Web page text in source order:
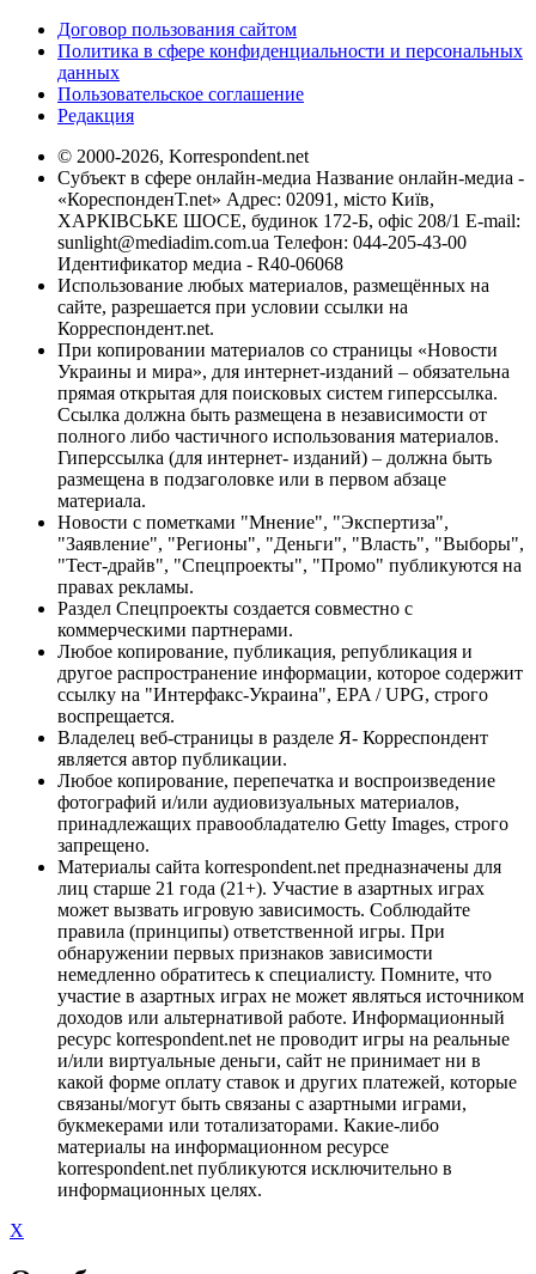
Договор пользования сайтом
Политика в сфере конфиденциальности и персональных
данных
Пользовательское соглашение
Редакция
© 2000-2026, Korrespondent.net
Субъект в сфере онлайн-медиа Название онлайн-медиа -
«КореспонденТ.net» Адрес: 02091, місто Київ,
ХАРКІВСЬКЕ ШОСЕ, будинок 172-Б, офіс 208/1 E-mail:
sunlight@mediadim.com.ua Телефон: 044-205-43-00
Идентификатор медиа - R40-06068
Использование любых материалов, размещённых на
сайте, разрешается при условии ссылки на
Корреспондент.net.
При копировании материалов со страницы «Новости
Украины и мира», для интернет-изданий – обязательна
прямая открытая для поисковых систем гиперссылка.
Ссылка должна быть размещена в независимости от
полного либо частичного использования материалов.
Гиперссылка (для интернет- изданий) – должна быть
размещена в подзаголовке или в первом абзаце
материала.
Новости с пометками "Мнение", "Экспертиза",
"Заявление", "Регионы", "Деньги", "Власть", "Выборы",
"Тест-драйв", "Спецпроекты", "Промо" публикуются на
правах рекламы.
Раздел Спецпроекты создается совместно с
коммерческими партнерами.
Любое копирование, публикация, републикация и
другое распространение информации, которое содержит
ссылку на "Интерфакс-Украина", EPA / UPG, строго
воспрещается.
Владелец веб-страницы в разделе Я- Корреспондент
является автор публикации.
Любое копирование, перепечатка и воспроизведение
фотографий и/или аудиовизуальных материалов,
принадлежащих правообладателю Getty Images, строго
запрещено.
Материалы сайта korrespondent.net предназначены для
лиц старше 21 года (21+). Участие в азартных играх
может вызвать игровую зависимость. Соблюдайте
правила (принципы) ответственной игры. При
обнаружении первых признаков зависимости
немедленно обратитесь к специалисту. Помните, что
участие в азартных играх не может являться источником
доходов или альтернативой работе. Информационный
ресурс korrespondent.net не проводит игры на реальные
и/или виртуальные деньги, сайт не принимает ни в
какой форме оплату ставок и других платежей, которые
связаны/могут быть связаны с азартными играми,
букмекерами или тотализаторами. Какие-либо
материалы на информационном ресурсе
korrespondent.net публикуются исключительно в
информационных целях.
X